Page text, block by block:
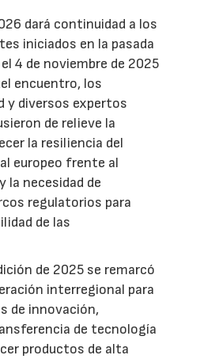
dará continuidad a los
iniciados en la pasada
4 de noviembre de 2025
encuentro, los
y diversos expertos
de relieve la
la resiliencia del
europeo frente al
la necesidad de
regulatorios para
de las
de 2025 se remarcó
interregional para
de innovación,
de tecnología
productos de alta